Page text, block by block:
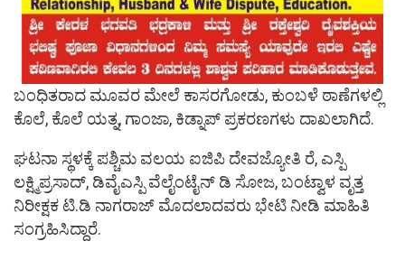
ಬಂಧಿತರಾದ ಮೂವರ ಮೇಲೆ ಕಾಸರಗೋಡು, ಕುಂಬಳೆ ಠಾಣೆಗಳಲ್ಲಿ
ಕೊಲೆ, ಕೊಲೆ ಯತ್ನ, ಗಾಂಜಾ, ಕಿಡ್ನಾಪ್ ಪ್ರಕರಣಗಳು ದಾಖಲಾಗಿದೆ.
ಘಟನಾ ಸ್ಥಳಕ್ಕೆ ಪಶ್ಚಿಮ ವಲಯ ಐಜಿಪಿ ದೇವಜ್ಯೋತಿ ರೆ, ಎಸ್ಪಿ
ಲಕ್ಷ್ಮಿಪ್ರಸಾದ್, ಡಿವೈಎಸ್ಪಿ ವೆಲೈಂಟೈನ್ ಡಿ ಸೋಜ, ಬಂಟ್ವಾಳ ವೃತ್ತ
ನಿರೀಕ್ಷಕ ಟಿ.ಡಿ ನಾಗರಾಜ್ ಮೊದಲಾದವರು ಭೇಟಿ ನೀಡಿ ಮಾಹಿತಿ
ಸಂಗ್ರಹಿಸಿದ್ದಾರೆ.